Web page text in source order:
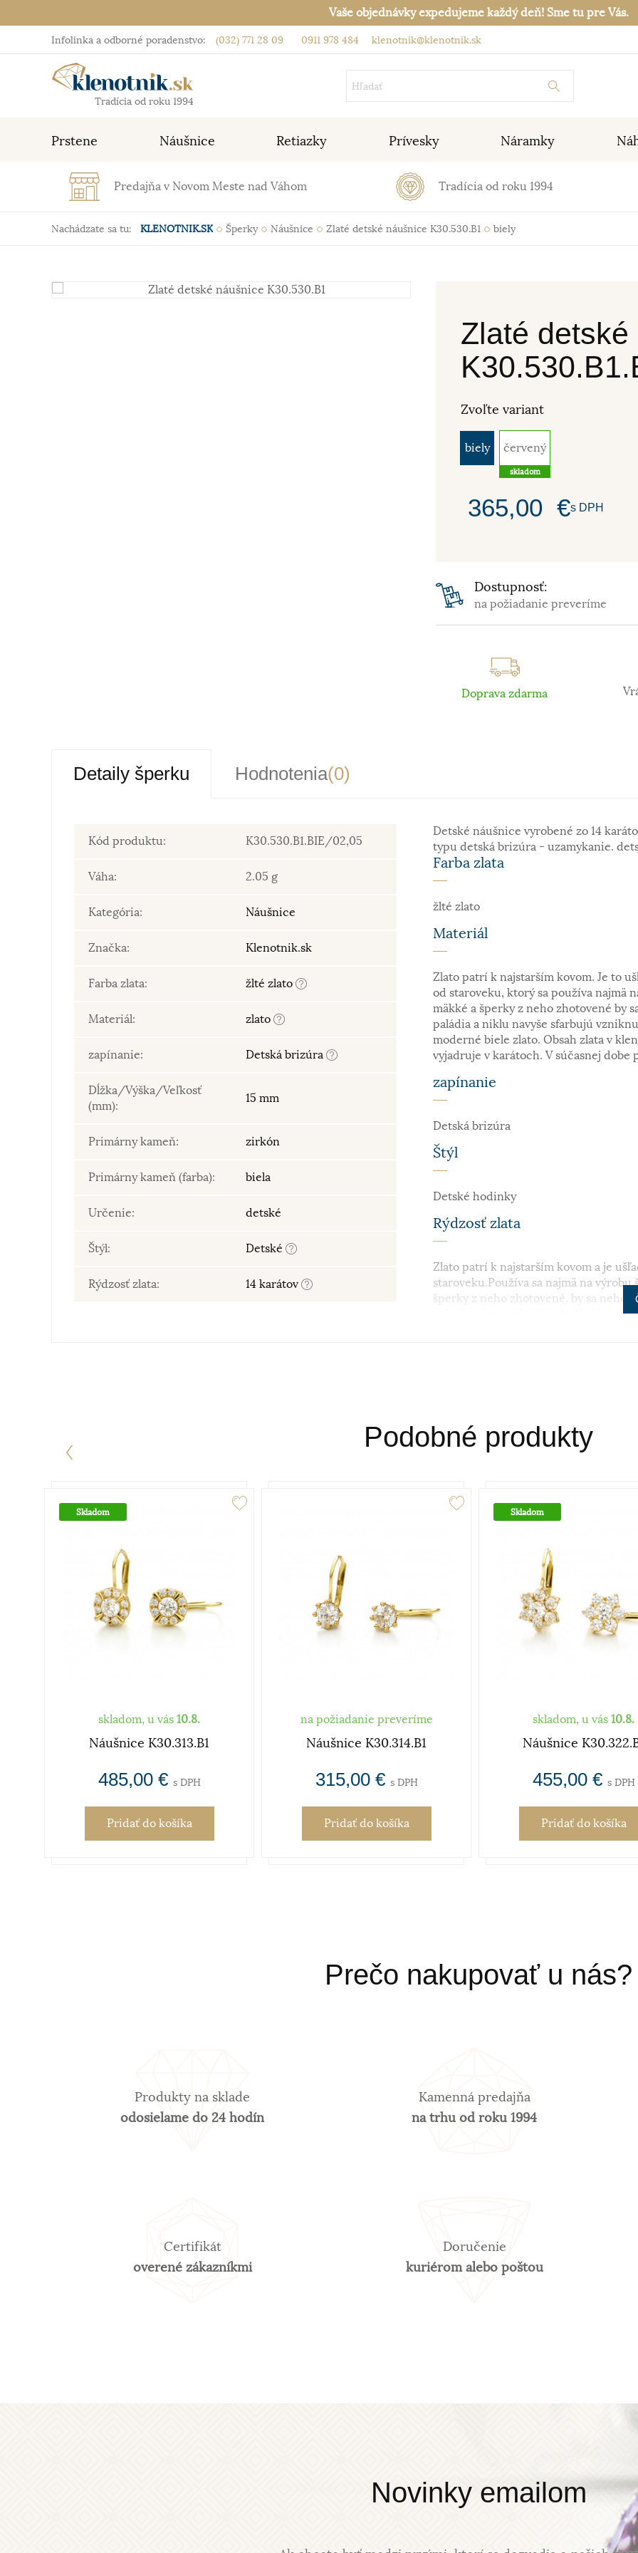
Vaše objednávky expedujeme každý deň! Sme tu pre Vás.
Infolinka a odborné poradenstvo: (032) 771 28 09 0911 978 484 klenotnik@klenotnik.sk
Tradícia od roku 1994
Prstene Náušnice Retiazky Prívesky Náramky
Predajňa v Novom Meste nad Váhom Tradícia od roku 1994
Nachádzate sa tu: KLENOTNIK.SK Šperky Náušnice Zlaté detské náušnice K30.530.B1 biely
Zlaté detské
Zvoľte variant
biely červený
skladom
365,00 €s DPH
Dostupnosť:
na požiadanie preveríme
Doprava zdarma
Detaily šperku Hodnotenia(0)
Kód produktu: K30.530.B1.BIE/02,05
Váha: 2.05 g
Kategória: Náušnice
Značka: Klenotnik.sk
Farba zlata: žlté zlato
Materiál: zlato
zapínanie: Detská brizúra
Dĺžka/Výška/Veľkosť
(mm):
15 mm
Primárny kameň: zirkón
Primárny kameň (farba): biela
Určenie: detské
Štýl: Detské
Rýdzosť zlata: 14 karátov
Detské náušnice vyrobené zo 14
typu detská brizúra - uzamykanie.
Farba zlata
žlté zlato
Materiál
Zlato patrí k najstarším kovom. Je to
od staroveku, ktorý sa používa najmä
mäkké a šperky z neho zhotovené
paládia a niklu navyše sfarbujú
moderné biele zlato. Obsah zlata v
vyjadruje v karátoch. V súčasnej dobe
zapínanie
Detská brizúra
Štýl
Detské hodinky
Rýdzosť zlata
Zlato patrí k najstarším kovom a je
staroveku.Používa sa najmä na
šperky z neho zhotovené, by sa
najmä na investičné účely. V
Podobné produkty
Skladom
skladom, u vás 10.8.
Náušnice K30.313.B1
485,00 € s DPH
Pridaťdo košíka
na požiadanie preveríme
Náušnice K30.314.B1
315,00 € s DPH
Pridaťdo košíka
Skladom
skladom, u vás 10.8.
Náušnice
455,00 € s DPH
Pridaťdo košíka
Prečo nakupovať u nás?
Produkty na sklade
odosielame do 24 hodín
Kamenná predajňa
na trhu od roku 1994
Certifikát
overené zákazníkmi
Doručenie
kuriérom alebo poštou
Novinky emailom